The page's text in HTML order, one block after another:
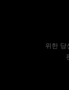
위한 당